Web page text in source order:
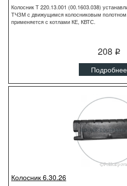
Колосник Т 220.13.001 (00.1603.038)
ТЧЗМ с движущимся колосниковым полотном
применяется с котлами КЕ, КВТС.
208 q
Подробнее
Колосник 6.30.26